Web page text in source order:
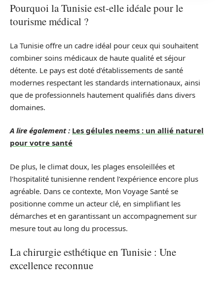
Pourquoi la Tunisie est-elle idéale pour le
tourisme médical ?
La Tunisie offre un cadre idéal pour ceux qui souhaitent
combiner soins médicaux de haute qualité et séjour
détente. Le pays est doté d’établissements de santé
modernes respectant les standards internationaux, ainsi
que de professionnels hautement qualifiés dans divers
domaines.
A lire également : Les gélules neems : un allié naturel
pour votre santé
De plus, le climat doux, les plages ensoleillées et
l’hospitalité tunisienne rendent l’expérience encore plus
agréable. Dans ce contexte, Mon Voyage Santé se
positionne comme un acteur clé, en simplifiant les
démarches et en garantissant un accompagnement sur
mesure tout au long du processus.
La chirurgie esthétique en Tunisie : Une
excellence reconnue